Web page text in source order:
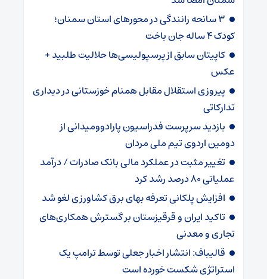
۳ سانحه رانندگی در محورهای استان سمنان؛
کودک ۴ ساله جان باخت
کاپیتان سابق از پرسپولیسی‌ها حلالیت طلبید +
عکس
پیروزی استقلال مقابل همنام خوزستانی در دیداری
تدارکاتی
بازدید سرپرست فدراسیون پارادوومیدانی از
دومین اردوی تیم ملی مردان
تغییر مثبت در عملکرد مالی بانک صادرات / درآمد
عملیاتی ۸۰ درصد رشد کرد
افزایش پلکانی تعرفه بهای برق کشاورزی لغو شد
تاکید ایران و قرقیزستان بر گسترش همکاری‌های
تجاری و معدنی
قالیباف: انتشار اخبار جعلی توسط ترامپ یک
استراتژی شکست خورده است